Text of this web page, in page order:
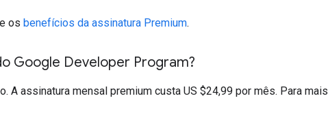
os benefícios da assinatura Premium.
Google Developer Program?
A assinatura mensal premium custa US $24,99 por mês. Para mais